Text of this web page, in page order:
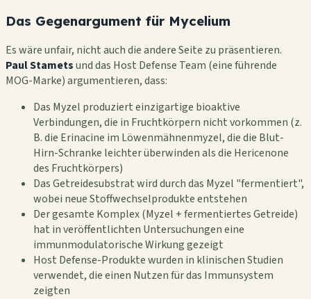
Das Gegenargument für Mycelium
Es wäre unfair, nicht auch die andere Seite zu präsentieren.
Paul Stametsund das Host Defense Team (eine führende
MOG-Marke) argumentieren, dass:
Das Myzel produziert einzigartige bioaktive
Verbindungen, die in Fruchtkörpern nicht vorkommen (z.
B. die Erinacine im Löwenmähnenmyzel, die die Blut-
Hirn-Schranke leichter überwinden als die Hericenone
des Fruchtkörpers)
Das Getreidesubstrat wird durch das Myzel "fermentiert",
wobei neue Stoffwechselprodukte entstehen
Der gesamte Komplex (Myzel + fermentiertes Getreide)
hat in veröffentlichten Untersuchungen eine
immunmodulatorische Wirkung gezeigt
Host Defense-Produkte wurden in klinischen Studien
verwendet, die einen Nutzen für das Immunsystem
zeigten